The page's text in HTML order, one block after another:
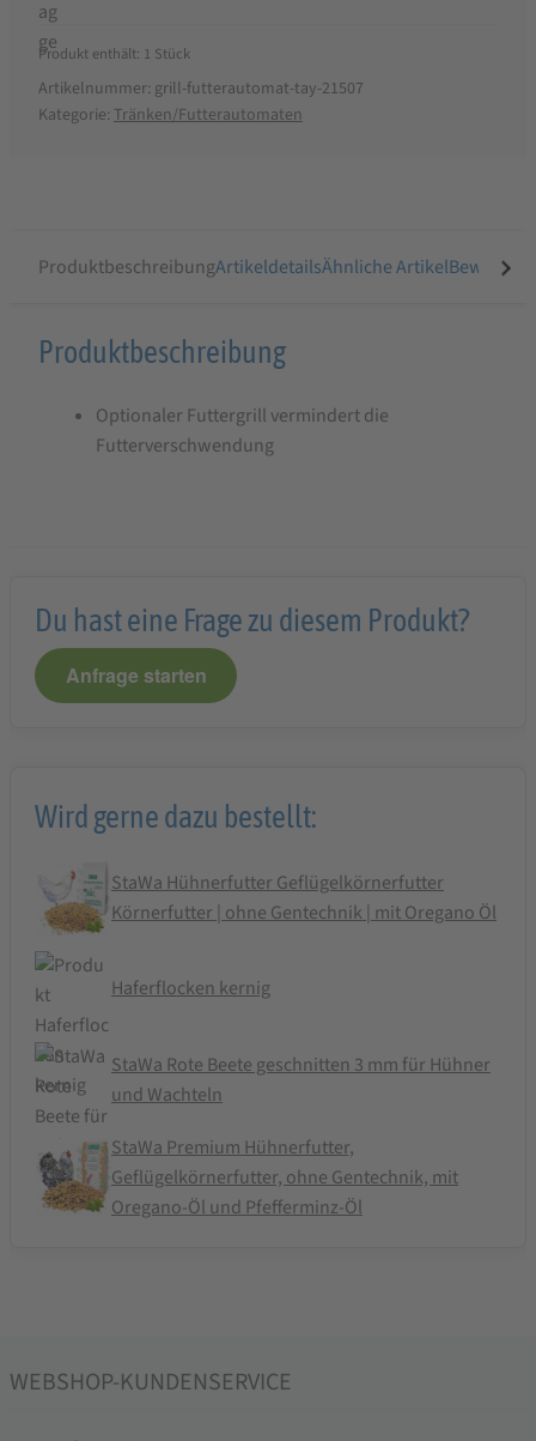
Produkt enthält: 1 Stück
Artikelnummer: grill-futterautomat-tay-21507
Kategorie: Tränken/Futterautomaten
ProduktbeschreibungArtikeldetailsÄhnliche Artikel
Produktbeschreibung
Grill
Futterautomat
TAY
Produktbeschreibung
Optionaler Futtergrill vermindert die
Futterverschwendung
Du hast eine Frage zu diesem Produkt?
Anfrage starten
Wird gerne dazu bestellt:
StaWa Hühnerfutter Geflügelkörnerfutter
Körnerfutter | ohne Gentechnik | mit Oregano Öl
Haferflocken kernig
StaWa Rote Beete geschnitten 3 mm für Hühner
und Wachteln
StaWa Premium Hühnerfutter,
Geflügelkörnerfutter, ohne Gentechnik, mit
Oregano-Öl und Pfefferminz-Öl
WEBSHOP-KUNDENSERVICE